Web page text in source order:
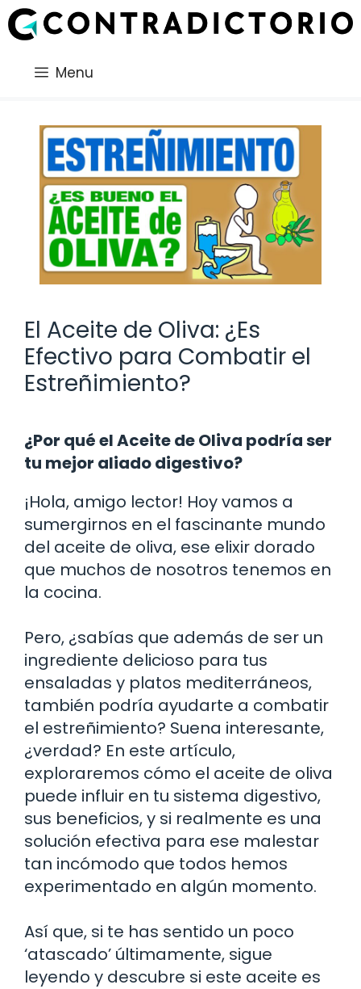
Saltar
al
Menu
El Aceite de Oliva: ¿Es
Efectivo para Combatir el
Estreñimiento?
¿Por qué el Aceite de Oliva podría ser
tu mejor aliado digestivo?
¡Hola, amigo lector! Hoy vamos a
sumergirnos en el fascinante mundo
del aceite de oliva, ese elixir dorado
que muchos de nosotros tenemos en
la cocina.
Pero, ¿sabías que además de ser un
ingrediente delicioso para tus
ensaladas y platos mediterráneos,
también podría ayudarte a combatir
el estreñimiento? Suena interesante,
¿verdad? En este artículo,
exploraremos cómo el aceite de oliva
puede influir en tu sistema digestivo,
sus beneficios, y si realmente es una
solución efectiva para ese malestar
tan incómodo que todos hemos
experimentado en algún momento.
Así que, si te has sentido un poco
‘atascado’ últimamente, sigue
leyendo y descubre si este aceite es